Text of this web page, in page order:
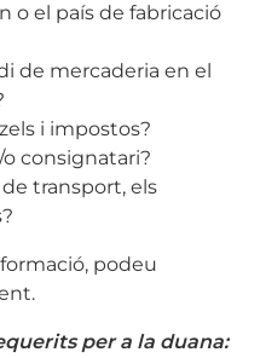
o el país de fabricació
de mercaderia en el
i impostos?
o consignatari?
transport, els
podeu
per a la duana: